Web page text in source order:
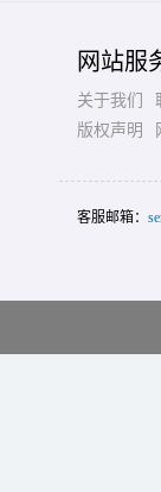
网站服
关于我们
版权声明
客服邮箱：